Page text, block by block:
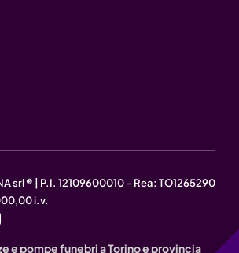
srl ® | P.I. 12109600010 – Rea: TO1265290
i.v.
e pompe funebri a Torino e provincia